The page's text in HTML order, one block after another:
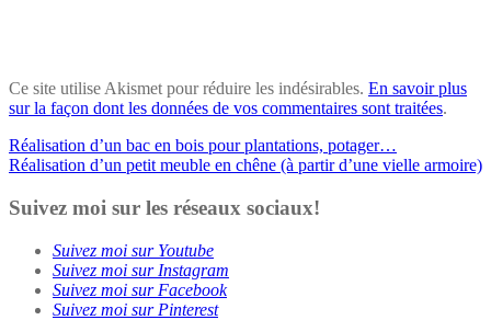
Ce site utilise Akismet pour réduire les indésirables. En savoir plus
sur la façon dont les données de vos commentaires sont traitées.
Navigation
de
l’article
Réalisation d’un bac en bois pour plantations, potager…
Réalisation d’un petit meuble en chêne (à partir d’une vielle armoire)
Suivez moi sur les réseaux sociaux!
Suivez moi sur Youtube
Suivez moi sur Instagram
Suivez moi sur Facebook
Suivez moi sur Pinterest